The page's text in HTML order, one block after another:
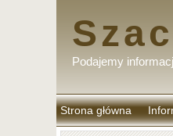
Podajemy
Strona główna